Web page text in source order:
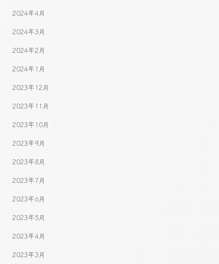
2024年4月
2024年3月
2024年2月
2024年1月
2023年12月
2023年11月
2023年10月
2023年9月
2023年8月
2023年7月
2023年6月
2023年5月
2023年4月
2023年3月